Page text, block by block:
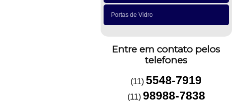
Portas de Vidro
Entre em contato pelos
telefones
(11)5548-7919
(11) 98988-7838